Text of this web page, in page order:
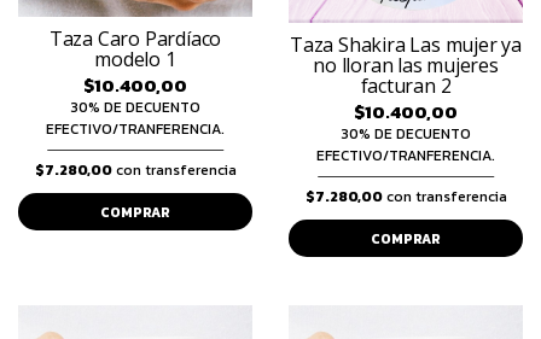
Taza Caro Pardíaco
modelo 1
$10.400,00
30% DE DECUENTO
EFECTIVO/TRANFERENCIA.
$7.280,00con transferencia
COMPRAR
Taza Shakira Las mujer ya
no lloran las mujeres
facturan 2
$10.400,00
30% DE DECUENTO
EFECTIVO/TRANFERENCIA.
$7.280,00con transferencia
COMPRAR